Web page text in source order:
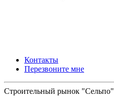
Контакты
Перезвоните мне
Строительный рынок "Сельпо"